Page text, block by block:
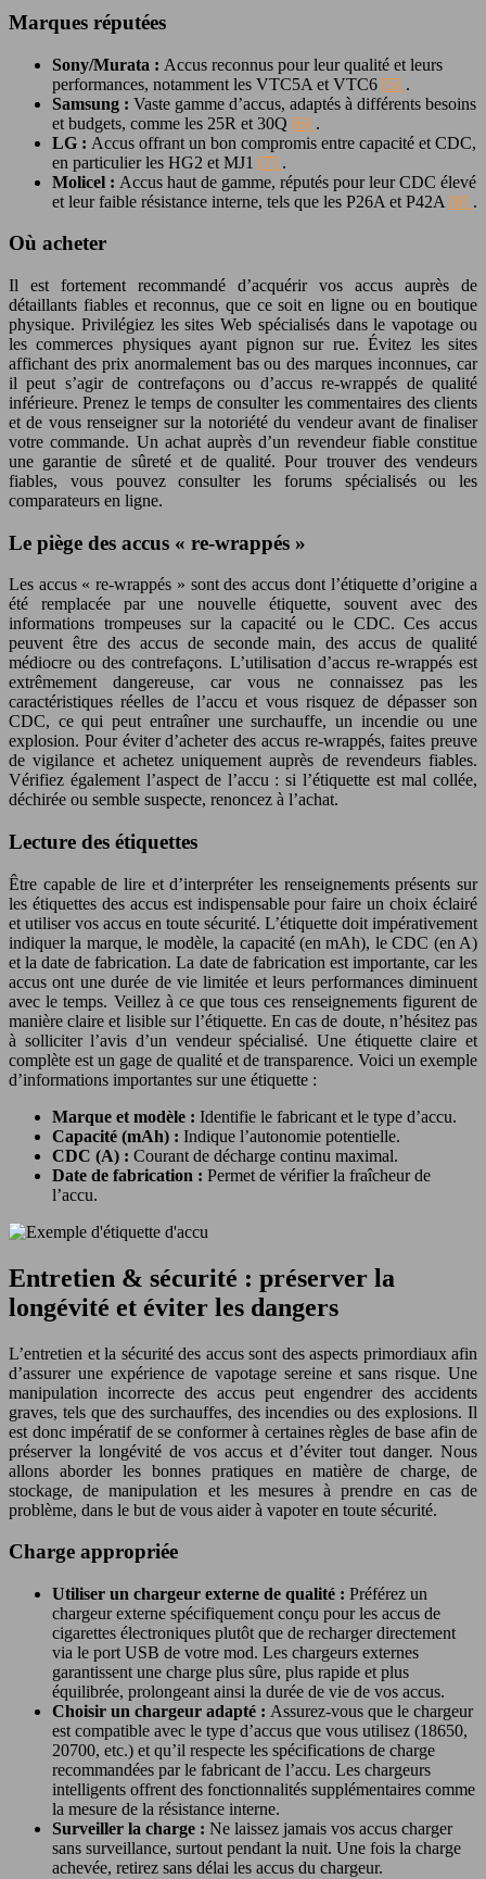
Marques réputées
Sony/Murata : Accus reconnus pour leur qualité et leurs
performances, notamment les VTC5A et VTC6 [5] .
Samsung : Vaste gamme d’accus, adaptés à différents besoins
et budgets, comme les 25R et 30Q [6] .
LG : Accus offrant un bon compromis entre capacité et CDC,
en particulier les HG2 et MJ1 [7] .
Molicel : Accus haut de gamme, réputés pour leur CDC élevé
et leur faible résistance interne, tels que les P26A et P42A [8] .
Où acheter
Il est fortement recommandé d’acquérir vos accus auprès de
détaillants fiables et reconnus, que ce soit en ligne ou en boutique
physique. Privilégiez les sites Web spécialisés dans le vapotage ou
les commerces physiques ayant pignon sur rue. Évitez les sites
affichant des prix anormalement bas ou des marques inconnues, car
il peut s’agir de contrefaçons ou d’accus re-wrappés de qualité
inférieure. Prenez le temps de consulter les commentaires des clients
et de vous renseigner sur la notoriété du vendeur avant de finaliser
votre commande. Un achat auprès d’un revendeur fiable constitue
une garantie de sûreté et de qualité. Pour trouver des vendeurs
fiables, vous pouvez consulter les forums spécialisés ou les
comparateurs en ligne.
Le piège des accus « re-wrappés »
Les accus « re-wrappés » sont des accus dont l’étiquette d’origine a
été remplacée par une nouvelle étiquette, souvent avec des
informations trompeuses sur la capacité ou le CDC. Ces accus
peuvent être des accus de seconde main, des accus de qualité
médiocre ou des contrefaçons. L’utilisation d’accus re-wrappés est
extrêmement dangereuse, car vous ne connaissez pas les
caractéristiques réelles de l’accu et vous risquez de dépasser son
CDC, ce qui peut entraîner une surchauffe, un incendie ou une
explosion. Pour éviter d’acheter des accus re-wrappés, faites preuve
de vigilance et achetez uniquement auprès de revendeurs fiables.
Vérifiez également l’aspect de l’accu : si l’étiquette est mal collée,
déchirée ou semble suspecte, renoncez à l’achat.
Lecture des étiquettes
Être capable de lire et d’interpréter les renseignements présents sur
les étiquettes des accus est indispensable pour faire un choix éclairé
et utiliser vos accus en toute sécurité. L’étiquette doit impérativement
indiquer la marque, le modèle, la capacité (en mAh), le CDC (en A)
et la date de fabrication. La date de fabrication est importante, car les
accus ont une durée de vie limitée et leurs performances diminuent
avec le temps. Veillez à ce que tous ces renseignements figurent de
manière claire et lisible sur l’étiquette. En cas de doute, n’hésitez pas
à solliciter l’avis d’un vendeur spécialisé. Une étiquette claire et
complète est un gage de qualité et de transparence. Voici un exemple
d’informations importantes sur une étiquette :
Marque et modèle : Identifie le fabricant et le type d’accu.
Capacité (mAh) : Indique l’autonomie potentielle.
CDC (A) : Courant de décharge continu maximal.
Date de fabrication : Permet de vérifier la fraîcheur de
l’accu.
Entretien & sécurité : préserver la
longévité et éviter les dangers
L’entretien et la sécurité des accus sont des aspects primordiaux afin
d’assurer une expérience de vapotage sereine et sans risque. Une
manipulation incorrecte des accus peut engendrer des accidents
graves, tels que des surchauffes, des incendies ou des explosions. Il
est donc impératif de se conformer à certaines règles de base afin de
préserver la longévité de vos accus et d’éviter tout danger. Nous
allons aborder les bonnes pratiques en matière de charge, de
stockage, de manipulation et les mesures à prendre en cas de
problème, dans le but de vous aider à vapoter en toute sécurité.
Charge appropriée
Utiliser un chargeur externe de qualité : Préférez un
chargeur externe spécifiquement conçu pour les accus de
cigarettes électroniques plutôt que de recharger directement
via le port USB de votre mod. Les chargeurs externes
garantissent une charge plus sûre, plus rapide et plus
équilibrée, prolongeant ainsi la durée de vie de vos accus.
Choisir un chargeur adapté : Assurez-vous que le chargeur
est compatible avec le type d’accus que vous utilisez (18650,
20700, etc.) et qu’il respecte les spécifications de charge
recommandées par le fabricant de l’accu. Les chargeurs
intelligents offrent des fonctionnalités supplémentaires comme
la mesure de la résistance interne.
Surveiller la charge : Ne laissez jamais vos accus charger
sans surveillance, surtout pendant la nuit. Une fois la charge
achevée, retirez sans délai les accus du chargeur.